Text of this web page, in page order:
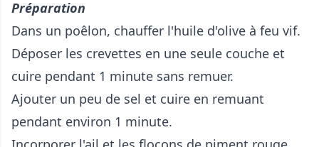
Préparation
Dans un poêlon, chauffer l'huile d'olive à feu vif.
Déposer les crevettes en une seule couche et
cuire pendant 1 minute sans remuer.
Ajouter un peu de sel et cuire en remuant
pendant environ 1 minute.